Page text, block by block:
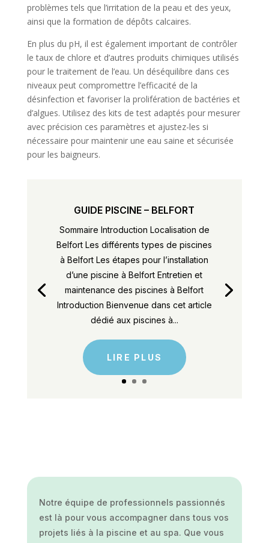
problèmes tels que l’irritation de la peau et des yeux,
ainsi que la formation de dépôts calcaires.
En plus du pH, il est également important de contrôler
le taux de chlore et d’autres produits chimiques utilisés
pour le traitement de l’eau. Un déséquilibre dans ces
niveaux peut compromettre l’efficacité de la
désinfection et favoriser la prolifération de bactéries et
d’algues. Utilisez des kits de test adaptés pour mesurer
avec précision ces paramètres et ajustez-les si
nécessaire pour maintenir une eau saine et sécurisée
pour les baigneurs.
GUIDE PISCINE – BELFORT
Sommaire Introduction Localisation de
Belfort Les différents types de piscines
à Belfort Les étapes pour l’installation
d’une piscine à Belfort Entretien et
maintenance des piscines à Belfort
Introduction Bienvenue dans cet article
dédié aux piscines à...
LIRE PLUS
Notre équipe de professionnels passionnés
est là pour vous accompagner dans tous vos
projets liés à la piscine et au spa. Que vous